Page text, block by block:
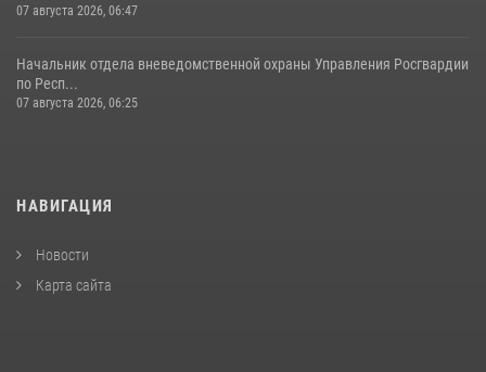
07 августа 2026, 06:47
Начальник отдела вневедомственной охраны Управления Росгвардии
по Респ...
07 августа 2026, 06:25
НАВИГАЦИЯ
Новости
Карта сайта